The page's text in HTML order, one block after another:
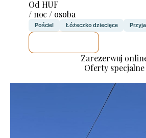
Od HUF
/ noc / osoba
Pościel Łóżeczko dziecięce
Zarezerwuj
Oferty specjalne